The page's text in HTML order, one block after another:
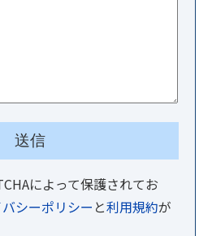
によって保護されてお
シーポリシー と利用規約が